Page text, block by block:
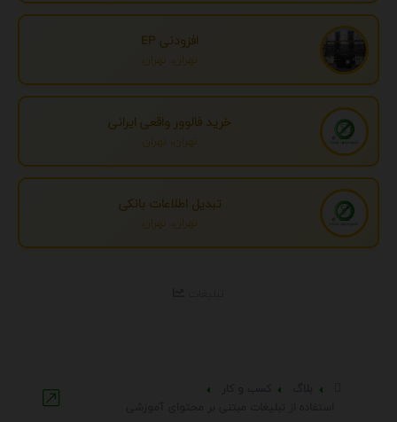
افزودنی EP
تهران، تهران
خرید فالوور واقعی ایرانی
تهران، تهران
تبدیل اطلاعات بانکی
تهران، تهران